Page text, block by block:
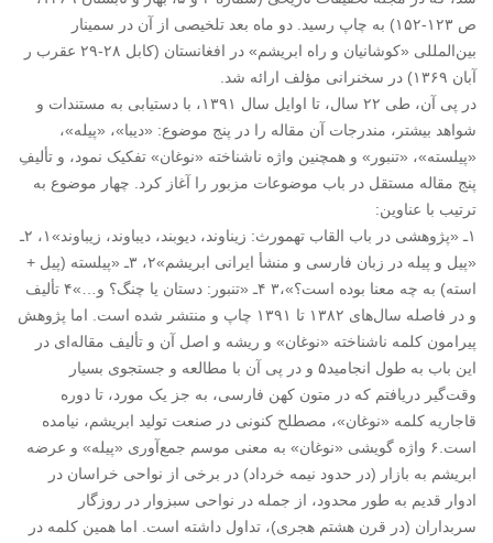
ص ۱۲۳-۱۵۲) به چاپ رسید. دو ماه بعد تلخیصی از آن در سمینار
بین‌المللی «کوشانیان و راه ابریشم» در افغانستان (کابل ۲۸-۲۹ عقرب ر
آبان ۱۳۶۹) در سخنرانی مؤلف ارائه شد.
در پی آن، طی ۲۲ سال، تا اوایل سال ۱۳۹۱، با دستیابی به مستندات و
شواهد بیشتر، مندرجات آن مقاله را در پنج موضوع: «دیبا»، «پیله»،
«پیلسته»، «تنبور» و همچنین واژه ناشناخته «نوغان» تفکیک نمود، و تألیفِ
پنج مقاله مستقل در باب موضوعات مزبور را آغاز کرد. چهار موضوع به
ترتیب با عناوین:
۱ـ «پژوهشی در باب القاب تهمورث: زیناوند، دیوبند، دیباوند، زیباوند»۱، ۲ـ
«پیل و پیله در زبان فارسی و منشأ ایرانی ابریشم»۲، ۳ـ «پیلسته (پیل +
استه) به چه معنا بوده است؟»،۳ ۴ـ «تنبور: دستان یا چنگ؟ و…»۴ تألیف
و در فاصله سال‌های ۱۳۸۲ تا ۱۳۹۱ چاپ و منتشر شده است. اما پژوهش
پیرامون کلمه ناشناخته «نوغان» و ریشه و اصل آن و تألیف مقاله‌ای در
این باب به طول انجامید۵ و در پی آن با مطالعه و جستجوی بسیار
وقت‌گیر دریافتم که در متون کهن فارسی، به جز یک مورد، تا دوره
قاجاریه کلمه «نوغان»، مصطلح کنونی در صنعت تولید ابریشم، نیامده
است.۶ واژه گویشی «نوغان» به معنی موسم جمع‌آوری «پیله» و عرضه
ابریشم به بازار (در حدود نیمه خرداد) در برخی از نواحی خراسان در
ادوار قدیم به طور محدود، از جمله در نواحی سبزوار در روزگار
سربداران (در قرن هشتم هجری)، تداول داشته است. اما همین کلمه در